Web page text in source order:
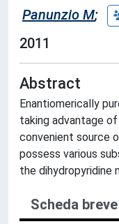
Panunzio M;
2011
Abstract
Enantiomerically
taking advantage
convenient source
possess various
the dihydropyridine
Scheda breve